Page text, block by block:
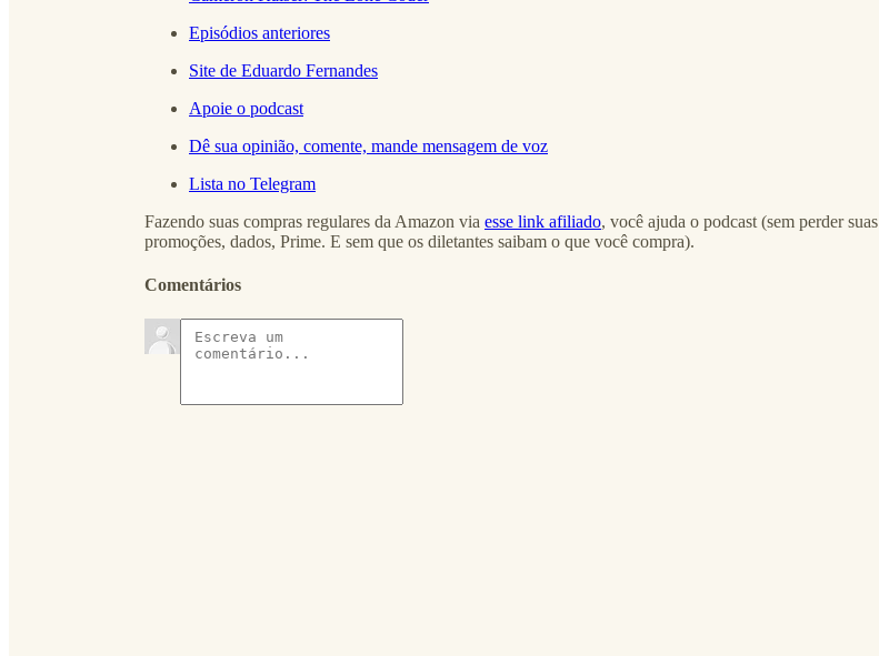
Episódios anteriores
Site de Eduardo Fernandes
Apoie o podcast
Dê sua opinião, comente, mande mensagem de voz
Lista no Telegram
Fazendo suas compras regulares da Amazon via esse link afiliado, você ajuda o podcast (sem perder suas
promoções, dados, Prime. E sem que os diletantes saibam o que você compra).
Comentários